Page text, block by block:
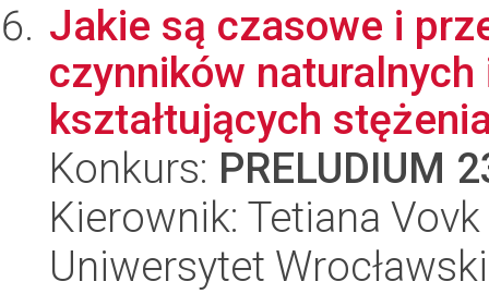
Jakie są czasowe i
czynników
kształtujących
Konkurs: PRELUDIUM
Kierownik: Tetiana Vovk
Uniwersytet Wrocławski